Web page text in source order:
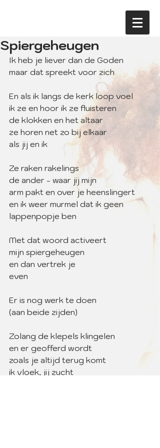
Spiergeheugen
Ik heb je liever dan de Goden
maar dat spreekt voor zich
En als ik langs de kerk loop voel
ik ze en hoor ik ze fluisteren
de klokken en het altaar
ze horen net zo bij elkaar
als jij en ik
Ze raken rakelings
de ander - waar jij mijn
arm pakt en over je heenslingert
en ik weer murmel dat ik geen
lappenpopje ben
Met dat woord activeert
mijn spiergeheugen
en dan vertrek je
even
Er is nog werk te doen
(aan beide zijden)
Zolang de klepels klingelen
en er geofferd wordt
zoals je altijd terug komt
ik vloek, jij zucht